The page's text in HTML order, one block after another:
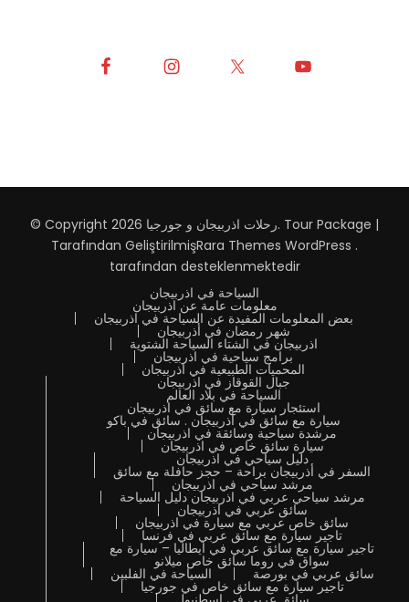
© Copyright 2026 رحلات اذربيجان و جورجيا. Tour Package |
Tarafından GeliştirilmişRara Themes WordPress .
tarafından desteklenmektedir
السياحة في اذربيجان
معلومات عامة عن اذربيجان
بعض المعلومات المفيدة عن السياحة في اذربيجان
شهر رمضان في أذربيجان
اذربيجان في الشتاء السياحة الشتوية
برامج سياحية في اذربيجان
المحميات الطبيعية في اذربيجان
جبال القوقاز في اذربيجان
السياحة في بلاد العالم
استئجار سيارة مع سائق في اذربيجان
سيارة مع سائق في أذربيجان . سائق في باكو
مرشدة سياحية وسائقة في اذربيجان
سيارة سائق خاص في اذربيجان
دليل سياحي في اذربيجان
السفر في أذربيجان براحة – حجز حافلة مع سائق
مرشد سياحي في اذربيجان
مرشد سياحي عربي في اذربيجان دليل السياحة
سائق عربي في اذربيجان
سائق خاص عربي مع سيارة في اذربيجان
تاجير سيارة مع سائق عربي في فرنسا
تاجير سيارة مع سائق عربي في ايطاليا – سيارة مع
سواق في روما سائق خاص ميلانو
السياحة في الفلبين سائق عربي في بورصة
تاجير سيارة مع سائق خاص في جورجيا